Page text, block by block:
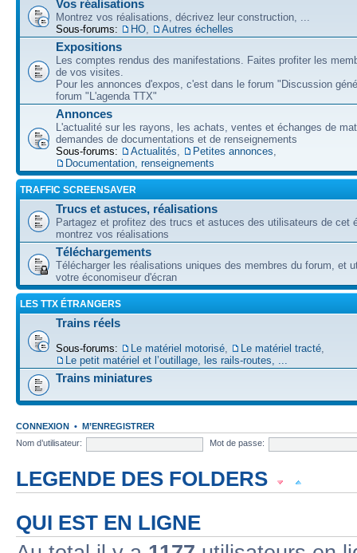
Vos réalisations
Montrez vos réalisations, décrivez leur construction, ...
Sous-forums:
HO Autres échelles
Expositions
Les comptes rendus des manifestations. Faites profiter les
de vos visites.
Pour les annonces d'expos, c'est dans le forum "Discussion
forum "L'agenda TTX"
Annonces
L'actualité sur les rayons, les achats, ventes et échanges de
demandes de documentations et de renseignements
Sous-forums:
Actualités Petites annonces
Documentation, renseignements
TRAFFIC SCREENSAVER
Trucs et astuces, réalisations
Partagez et profitez des trucs et astuces des utilisateurs de cet
montrez vos réalisations
Téléchargements
Télécharger les réalisations uniques des membres du forum, et
votre économiseur d'écran
LES TTX ÉTRANGERS
Trains réels
Sous-forums: Le matériel motorisé Le matériel tracté
Le petit matériel et l’outillage, les rails-routes, ...
Trains miniatures
CONNEXION • M’ENREGISTRER
Nom d’utilisateur:
Mot de passe:
LEGENDE DES FOLDERS
Forum non lu Forum fermé, non lu Forum avec sous-forum non lu
QUI EST EN LIGNE